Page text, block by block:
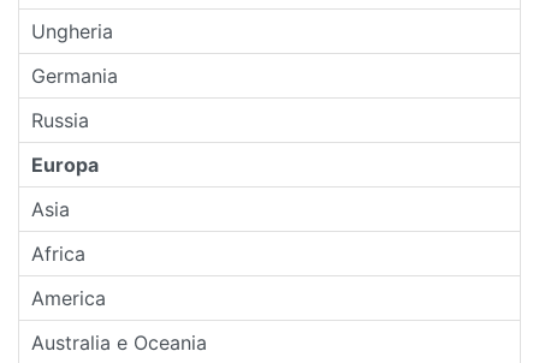
Ungheria
Germania
Russia
Europa
Asia
Africa
America
Australia e Oceania